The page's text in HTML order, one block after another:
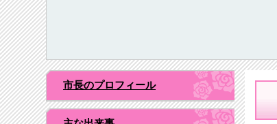
市長のプロフィール